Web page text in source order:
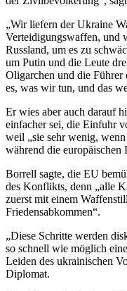
„Wir liefern der Ukraine
Verteidigungswaffen, und
Russland, um es zu
um Putin und die Leute
Oligarchen und die Führer
es, was wir tun, und das
Er wies aber auch darauf
einfacher sei, die Einfuhr
weil „sie sehr wenig,
während die europäischen
Borrell sagte, die EU
des Konflikts, denn „alle
zuerst mit einem
Friedensabkommen“.
„Diese Schritte werden
so schnell wie möglich
Leiden des ukrainischen
Diplomat.